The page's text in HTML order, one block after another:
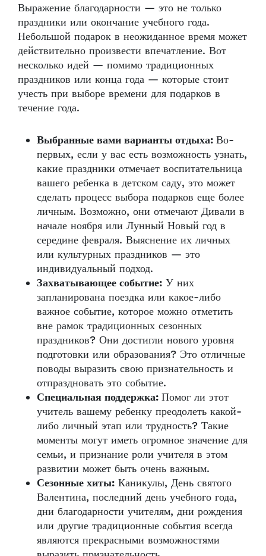
Выражение благодарности — это не только
праздники или окончание учебного года.
Небольшой подарок в неожиданное время может
действительно произвести впечатление. Вот
несколько идей — помимо традиционных
праздников или конца года — которые стоит
учесть при выборе времени для подарков в
течение года.
Выбранные вами варианты отдыха: Во-
первых, если у вас есть возможность узнать,
какие праздники отмечает воспитательница
вашего ребенка в детском саду, это может
сделать процесс выбора подарков еще более
личным. Возможно, они отмечают Дивали в
начале ноября или Лунный Новый год в
середине февраля. Выяснение их личных
или культурных праздников — это
индивидуальный подход.
Захватывающее событие: У них
запланирована поездка или какое-либо
важное событие, которое можно отметить
вне рамок традиционных сезонных
праздников? Они достигли нового уровня
подготовки или образования? Это отличные
поводы выразить свою признательность и
отпраздновать это событие.
Специальная поддержка: Помог ли этот
учитель вашему ребенку преодолеть какой-
либо личный этап или трудность? Такие
моменты могут иметь огромное значение для
семьи, и признание роли учителя в этом
развитии может быть очень важным.
Сезонные хиты: Каникулы, День святого
Валентина, последний день учебного года,
дни благодарности учителям, дни рождения
или другие традиционные события всегда
являются прекрасными возможностями